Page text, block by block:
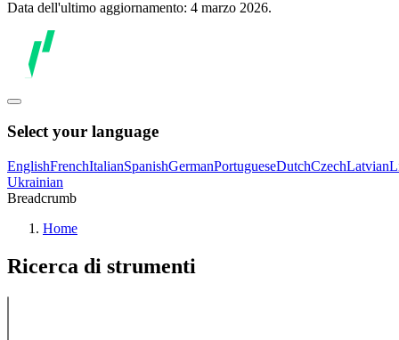
Data dell'ultimo aggiornamento: 4 marzo 2026.
Select your language
EnglishFrenchItalianSpanishGermanPortugueseDutchCzechLatvian
Ukrainian
Breadcrumb
Home
Ricerca di strumenti